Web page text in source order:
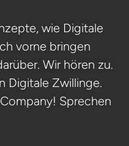
wie Digitale
vorne bringen
Wir hören zu.
Digitale Zwillinge.
Sprechen